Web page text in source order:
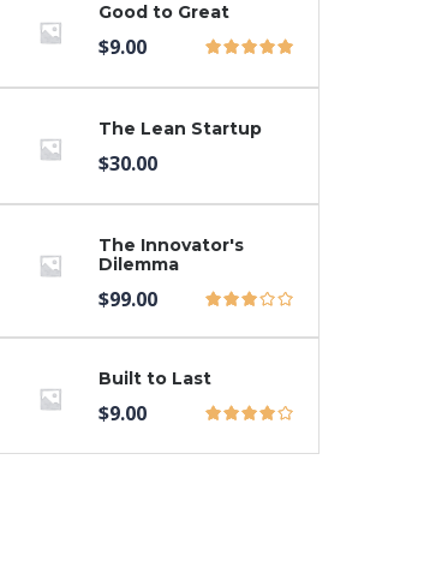
Good to Great
$9.00
The Lean Startup
$30.00
The Innovator's
Dilemma
$99.00
Built to Last
$9.00